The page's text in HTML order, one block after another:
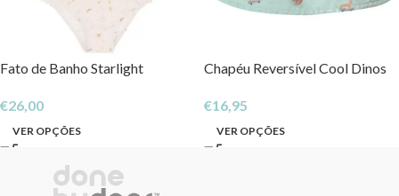
Fato de Banho Starlight
€26,00
VER OPÇÕES
Chapéu Reversível Cool Dinos
€16,95
VER OPÇÕES